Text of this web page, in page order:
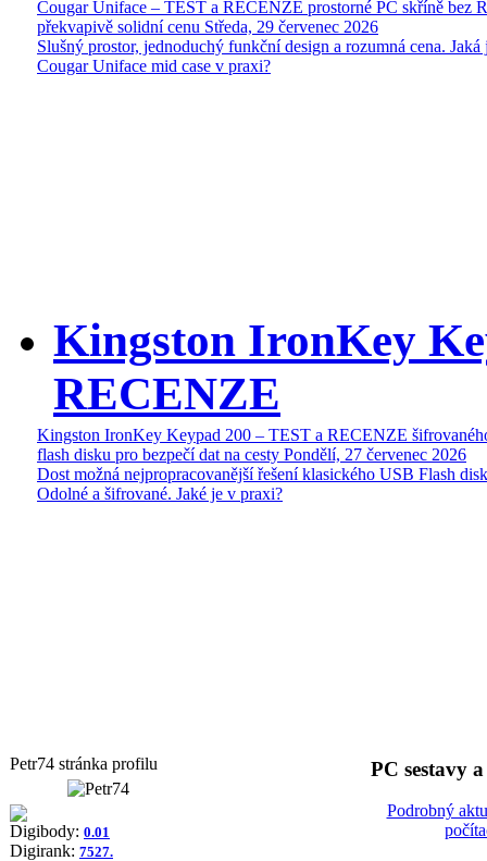
Cougar Uniface – TEST a RECENZE prostorné PC skříně bez
překvapivě solidní cenu Středa, 29 červenec 2026
Slušný prostor, jednoduchý funkční design a rozumná cena. Jaká
Cougar Uniface mid case v praxi?
Kingston IronKey
RECENZE
Kingston IronKey Keypad 200 – TEST a RECENZE
flash disku pro bezpečí dat na cesty Pondělí, 27 červenec 2026
Dost možná nejpropracovanější řešení klasického USB Flash
Odolné a šifrované. Jaké je v praxi?
Petr74 stránka profilu
Digibody: 0.01
Digirank: 7527.
PC sestavy
Podrobný